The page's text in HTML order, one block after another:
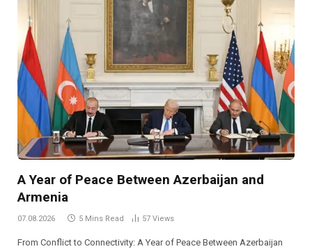
A Year of Peace Between Azerbaijan and
Armenia
07.08.2026 5 Mins Read 57 Views
From Conflict to Connectivity: A Year of Peace Between Azerbaijan